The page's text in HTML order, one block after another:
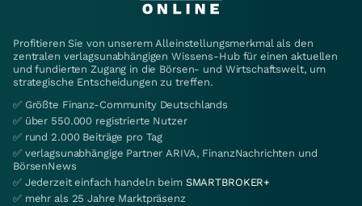
Profitieren Sie von unserem Alleinstellungsmerkmal als den
zentralen verlagsunabhängigen Wissens-Hub für einen aktuellen
und fundierten Zugang in die Börsen- und Wirtschaftswelt, um
strategische Entscheidungen zu treffen.
✅ Größte Finanz-Community Deutschlands
✅ über 550.000 registrierte Nutzer
✅ rund 2.000 Beiträge pro Tag
✅ verlagsunabhängige Partner ARIVA, FinanzNachrichten und
BörsenNews
✅ Jederzeit einfach handeln beim SMARTBROKER+
✅ mehr als 25 Jahre Marktpräsenz